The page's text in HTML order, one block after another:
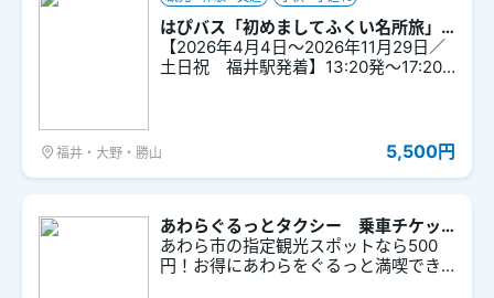
はぴバス「初めましてふくい名所旅」
Ｂコース
【2026年4月4日～2026年11月29日／
土日祝 福井駅発着】13:20発～17:20
入館料が含まれています。
福井・大野・勝山 5,500円
あわらぐるっとタクシー 乗車チケッ
ト
あわら市の指定観光スポットなら500
円！お得にあわらをぐるっと満喫でき